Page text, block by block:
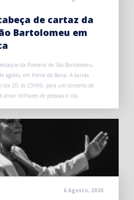
de cartaz da
Bartolomeu em
da Romaria de São Bartolomeu,
agosto, em Ponte da Barca. A banda
dia 20, às 23h00, para um concerto de
milhares de pessoas à vila.
6 Agosto, 2026